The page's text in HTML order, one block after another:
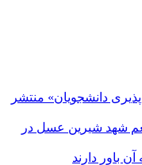
دانشجویان» منتشر
شهد شیرین عسل‌ در
باور دارند